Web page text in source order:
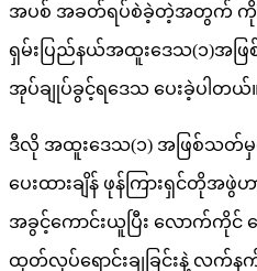
အပစ် အခတ်ရပ်စဲခဲ့တဲ့အတွက် ကို
ရှမ်းပြည်နယ်အထူးဒေသ(၁)အဖ
အုပ်ချုပ်ခွင့်ရဒေသ ပေးခဲ့ပါတယ်။
ဒီလို အထူးဒေသ(၁) အဖြစ်သတ်မှ
ပေးထားချိန် ဖုန်ကြားရှင်တိုအဖွဲ
အခွင့်ကောင်းယူပြီး လောက်ကိုင် ဒ
ထုတ်လုပ်ရောင်းချခြင်းနဲ့ လက်